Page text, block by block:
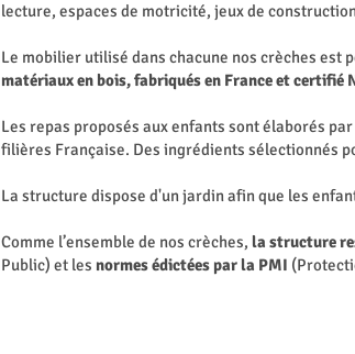
lecture, espaces de motricité, jeux de
Le mobilier utilisé dans chacune nos crèches est
matériaux en bois, fabriqués en France et certifié
Les repas proposés aux enfants sont élaborés
filières Française. Des ingrédients sélectionnés
La structure dispose d'un jardin afin que les
Comme l’ensemble de nos crèches, la structure
Public) et les normes édictées par la PMI